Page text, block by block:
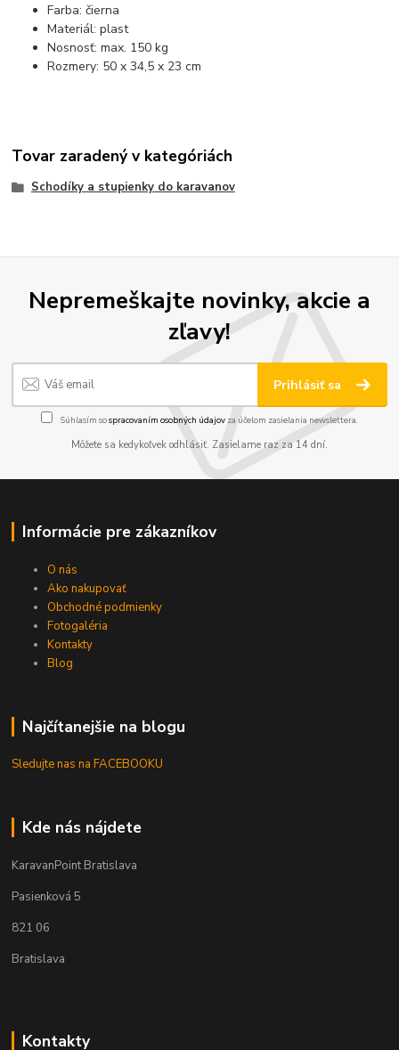
Farba: čierna
Materiál: plast
Nosnosť: max. 150 kg
Rozmery: 50 x 34,5 x 23 cm
Tovar zaradený v kategóriách
Schodíky a stupienky do karavanov
Nepremeškajte novinky, akcie a
zľavy!
Prihlásiť sa
Súhlasím sospracovaním osobných údajov za účelom zasielania newslettera.
Môžete sa kedykoľvek odhlásiť. Zasielame raz za 14 dní.
Informácie pre zákazníkov
O nás
Ako nakupovať
Obchodné podmienky
Fotogaléria
Kontakty
Blog
Najčítanejšie na blogu
Sledujte nas na FACEBOOKU
Kde nás nájdete
KaravanPoint Bratislava
Pasienková 5
821 06
Bratislava
Kontakty